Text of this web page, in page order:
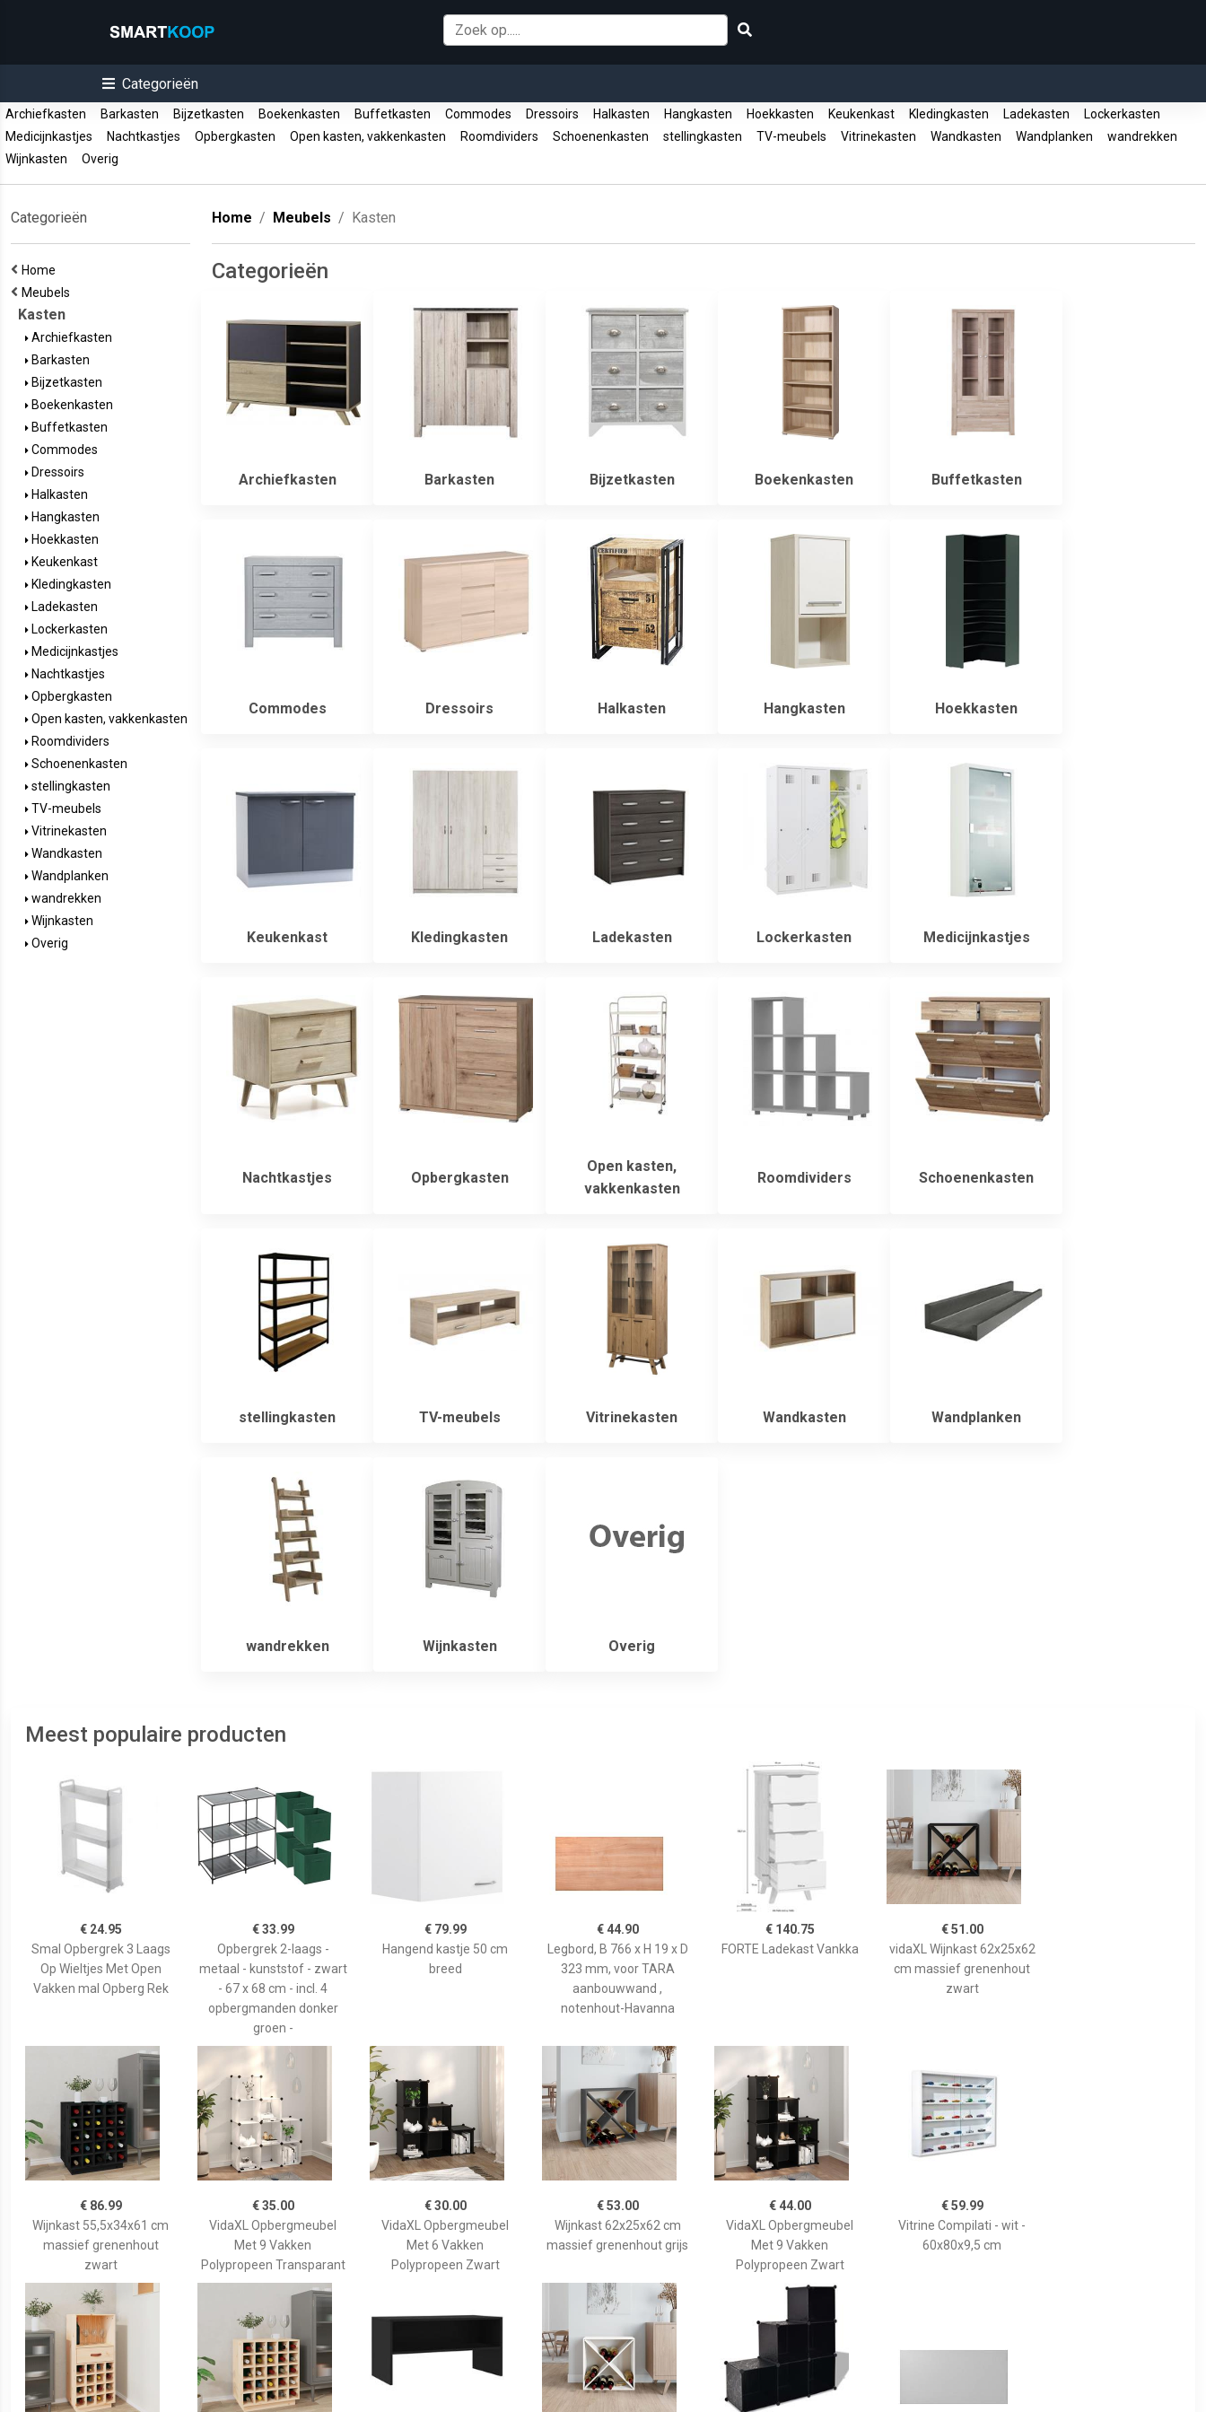
Categorieën
Archiefkasten Barkasten Bijzetkasten Boekenkasten Buffetkasten Commodes Dressoirs Halkasten Hangkasten Hoekkasten Keukenkast Kledingkasten Ladekasten
Lockerkasten
Medicijnkastjes
Nachtkastjes Opbergkasten Open kasten, vakkenkasten Roomdividers Schoenenkasten stellingkasten TV-meubels Vitrinekasten Wandkasten Wandplanken
wandrekken
Wijnkasten
Overig
Categorieën
Home
Meubels
Kasten
Archiefkasten
Barkasten
Bijzetkasten
Boekenkasten
Buffetkasten
Commodes
Dressoirs
Halkasten
Hangkasten
Hoekkasten
Keukenkast
Kledingkasten
Ladekasten
Lockerkasten
Medicijnkastjes
Nachtkastjes
Opbergkasten
Open kasten, vakkenkasten
Roomdividers
Schoenenkasten
stellingkasten
TV-meubels
Vitrinekasten
Wandkasten
Wandplanken
wandrekken
Wijnkasten
Overig
Home Meubels Kasten
Categorieën
Archiefkasten Barkasten Bijzetkasten Boekenkasten Buffetkasten
Commodes Dressoirs Halkasten Hangkasten Hoekkasten
Keukenkast Kledingkasten Ladekasten Lockerkasten Medicijnkastjes
Nachtkastjes Opbergkasten
Open kasten,
vakkenkasten
Roomdividers Schoenenkasten
stellingkasten TV-meubels Vitrinekasten Wandkasten Wandplanken
wandrekken Wijnkasten Overig
Meest populaire producten
€ 24.95
Smal Opbergrek 3 Laags
Op Wieltjes Met Open
Vakken mal Opberg Rek
€ 33.99
Opbergrek 2-laags -
metaal - kunststof - zwart
- 67 x 68 cm - incl. 4
opbergmanden donker
groen -
€ 79.99
Hangend kastje 50 cm
breed
€ 44.90
Legbord, B 766 x H 19 x D
323 mm, voor TARA
aanbouwwand ,
notenhout-Havanna
€ 140.75
FORTE Ladekast Vankka
€ 51.00
vidaXL Wijnkast 62x25x62
cm massief grenenhout
zwart
€ 86.99
Wijnkast 55,5x34x61 cm
massief grenenhout
zwart
€ 35.00
VidaXL Opbergmeubel
Met 9 Vakken
Polypropeen Transparant
€ 30.00
VidaXL Opbergmeubel
Met 6 Vakken
Polypropeen Zwart
€ 53.00
Wijnkast 62x25x62 cm
massief grenenhout grijs
€ 44.00
VidaXL Opbergmeubel
Met 9 Vakken
Polypropeen Zwart
€ 59.99
Vitrine Compilati - wit -
60x80x9,5 cm